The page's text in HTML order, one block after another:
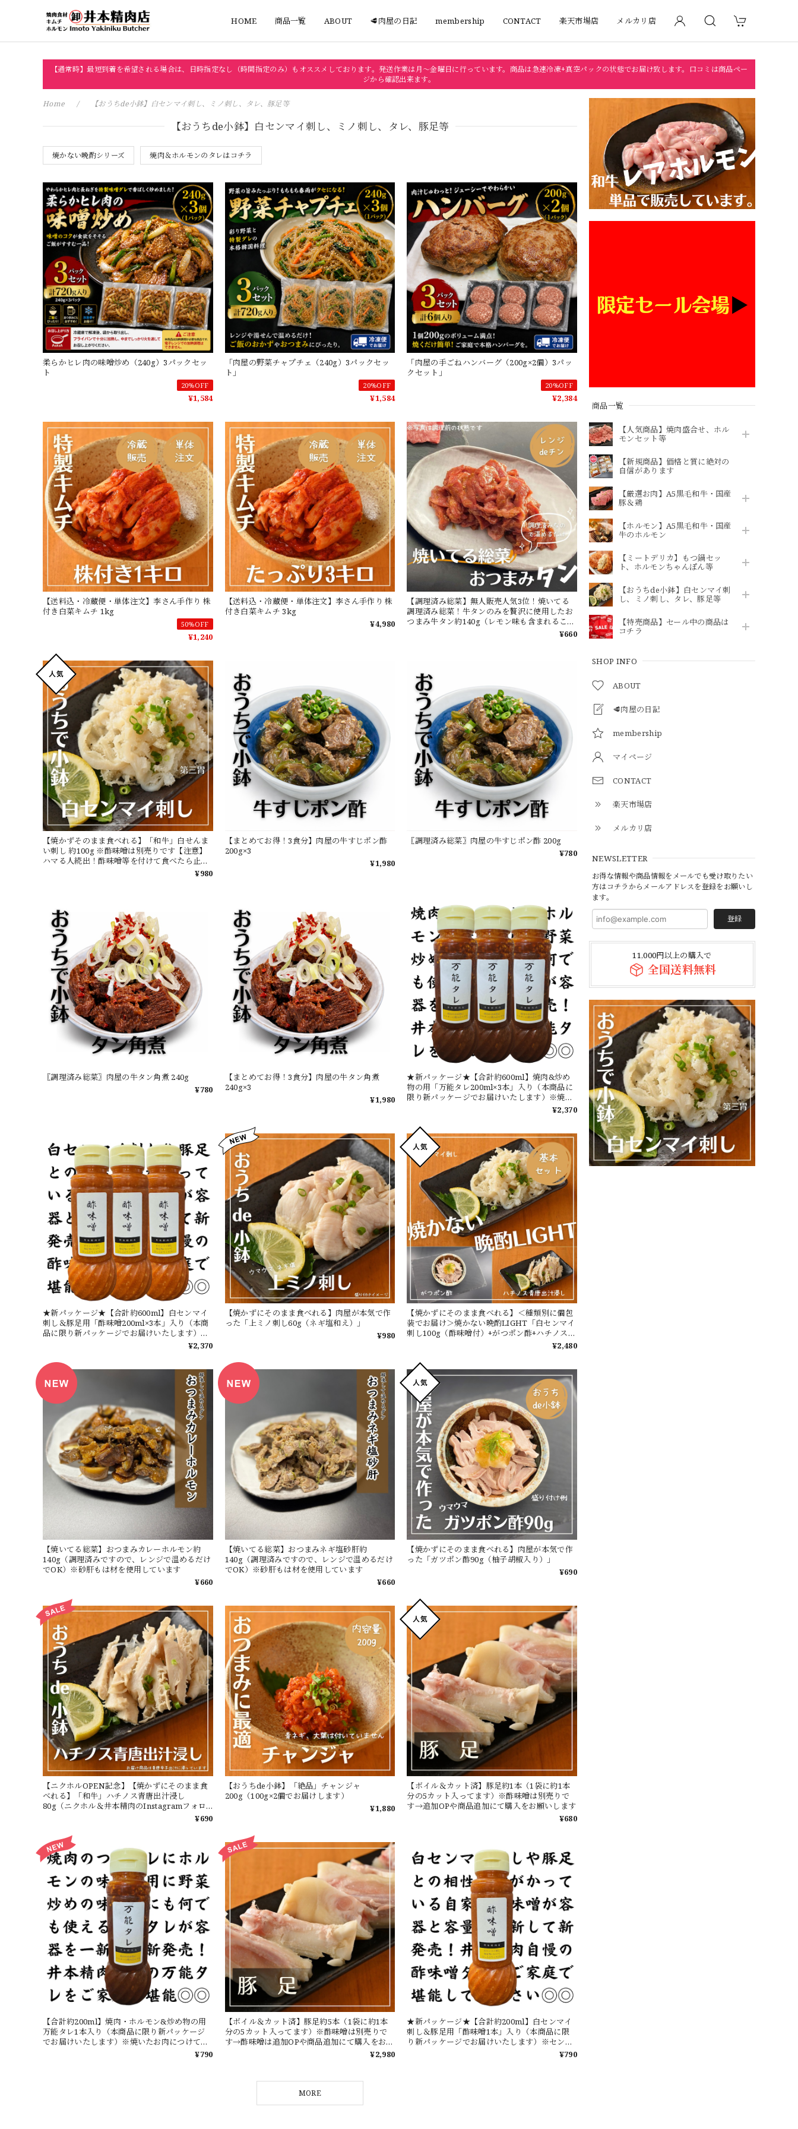
HOME 商品一覧 ABOUT 🥩肉屋の日記 membership CONTACT 楽天市場店 メルカリ店
【通常時】最短到着を希望される場合は、日時指定なし（時間指定のみ）もオススメしております。発送作業は月〜金曜日に行っています。商品は急速冷凍+真空パックの状態でお届け致します。口コミは商品ペー
ジから確認出来ます。
商品一覧
【人気商品】焼肉盛合せ、ホル
モンセット等
【新規商品】価格と質に絶対の
自信があります
【厳選お肉】A5黒毛和牛・国産
豚＆鶏
【ホルモン】A5黒毛和牛・国産
牛のホルモン
【ミートデリカ】もつ鍋セッ
ト、ホルモンちゃんぽん等
【おうちde小鉢】白センマイ刺
し、ミノ刺し、タレ、豚足等
【特売商品】セール中の商品は
コチラ
SHOP INFO
ABOUT
🥩肉屋の日記
membership
マイページ
CONTACT
楽天市場店
メルカリ店
NEWSLETTER
お得な情報や商品情報をメールでも受け取りたい
方はコチラからメールアドレスを登録をお願いし
ます。
登録
11,000円以上の購入で
全国送料無料
Home 【おうちde小鉢】白センマイ刺し、ミノ刺し、タレ、豚足等
【おうちde小鉢】白センマイ刺し、ミノ刺し、タレ、豚足等
焼かない晩酌シリーズ 焼肉＆ホルモンのタレはコチラ
柔らかヒレ肉の味噌炒め（240g）3パックセッ
ト
20%OFF
¥1,584
「肉屋の野菜チャプチェ（240g）3パックセッ
ト」
20%OFF
¥1,584
「肉屋の手ごねハンバーグ（200g×2個）3パッ
クセット」
20%OFF
¥2,384
【送料込・冷蔵便・単体注文】李さん手作り 株
付き白菜キムチ 1kg
50%OFF
¥1,240
【送料込・冷蔵便・単体注文】李さん手作り 株
付き白菜キムチ 3kg
¥4,980
【調理済み総菜】無人販売人気3位！焼いてる
調理済み総菜！牛タンのみを贅沢に使用したお
つまみ牛タン約140g（レモン味も含まれること
もあります）※使用するタンの部位により硬さ
¥660
【焼かずそのまま食べれる】「和牛」白せんま
い刺し 約100g ※酢味噌は別売りです【注意】
ハマる人続出！酢味噌等を付けて食べたら止ま
¥980
【まとめてお得！3食分】肉屋の牛すじポン酢
200g×3
¥1,980
〖調理済み総菜〗肉屋の牛すじポン酢 200g
¥780
〖調理済み総菜〗肉屋の牛タン角煮 240g
¥780
【まとめてお得！3食分】肉屋の牛タン角煮
240g×3
¥1,980
★新パッケージ★【合計約600ml】焼肉&炒め
物の用「万能タレ200ml×3本」入り（本商品に
限り新パッケージでお届けいたします）※焼い
たお肉につけても、焼く前に揉み込んでもOK
¥2,370
★新パッケージ★【合計約600ml】白センマイ
刺し＆豚足用「酢味噌200ml×3本」入り（本商
品に限り新パッケージでお届けいたします）※
センマイ刺し、豚足に付けて召し上がりくださ
¥2,370
【焼かずにそのまま食べれる】肉屋が本気で作
った「上ミノ刺し60g（ネギ塩和え）」
¥980
【焼かずにそのまま食べれる】＜種類別に個包
装でお届け＞焼かない晩酌LIGHT「白センマイ
刺し100g（酢味噌付）+がつポン酢+ハチノス青
¥2,480
【焼いてる総菜】おつまみカレーホルモン約
140g（調理済みですので、レンジで温めるだけ
でOK）※砂肝もは材を使用しています
¥660
【焼いてる総菜】おつまみネギ塩砂肝約
140g（調理済みですので、レンジで温めるだけ
でOK）※砂肝もは材を使用しています
¥660
【焼かずにそのまま食べれる】肉屋が本気で作
った「ガツポン酢90g（柚子胡椒入り）」
¥690
【ニクホルOPEN記念】【焼かずにそのまま食
べれる】「和牛」ハチノス青唐出汁浸し
80g（ニクホル＆井本精肉のInstagramフォロ
¥690
【おうちde小鉢】「絶品」チャンジャ
200g（100g×2個でお届けします）
¥1,880
【ボイル＆カット済】豚足約1本（1袋に約1本
分の5カット入ってます）※酢味噌は別売りで
す→追加OPや商品追加にて購入をお願いします
¥680
【合計約200ml】焼肉・ホルモン&炒め物の用
万能タレ1本入り（本商品に限り新パッケージ
でお届けいたします）※焼いたお肉につけて
¥790
【ボイル＆カット済】豚足約5本（1袋に約1本
分の5カット入ってます）※酢味噌は別売りで
す→酢味噌は追加OPや商品追加にて購入をお願
¥2,980
★新パッケージ★【合計約200ml】白センマイ
刺し＆豚足用「酢味噌1本」入り（本商品に限
り新パッケージでお届けいたします）※センマ
¥790
MORE